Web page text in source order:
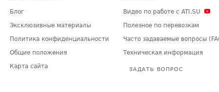
Блог
Эксклюзивные материалы
Политика конфиденциальности
Общие положения
Карта сайта
Видео по работе с ATI.SU
Полезное по перевозкам
Часто задаваемые вопросы
Техническая информация
ЗАДАТЬ ВОПРОС